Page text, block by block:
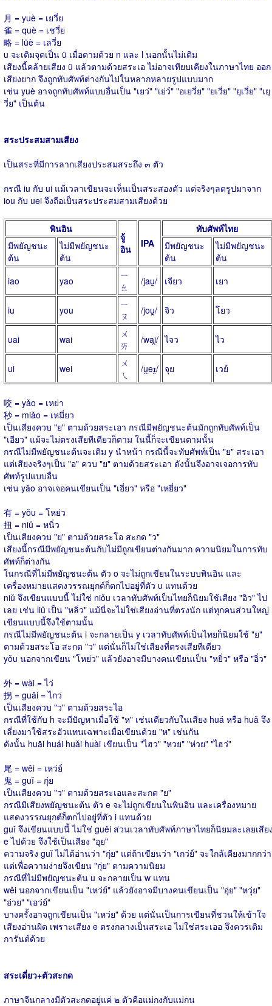
月 = yuè = เยวี่ย
雀 = què = เชวี่ย
略 = lüè = เลวี่ย
u จะเติมจุดเป็น ü เมื่อตามด้วย n และ l นอกนั้นไม่เติม
เสียงนี้คล้ายเสียง ü แล้วตามด้วยสระเอ ไม่อาจเทียบเคียงในภาษาไทย ออก
เสียงยาก จึงถูกทับศัพท์ต่างกันไปในหลากหลายรูปแบบมาก
เช่น yuè อาจถูกทับศัพท์แบบอื่นเป็น "เยว่" "เย่ว์" "อเยวี่ย" "ยเวี่ย" "ยฺเวี่ย" "เยฺ
วี่ย" เป็นต้น
สระประสมสามเสียง
เป็นสระที่มีการลากเสียงประสมสระถึง ๓ ตัว
กรณี iu กับ ui แม้เวลาเขียนจะเห็นเป็นสระสองตัว แต่จริงๆลดรูปมาจาก
iou กับ uei จึงถือเป็นสระประสมสามเสียงด้วย
พินอิน
จู้
อิน
IPA
ทับศัพท์ไทย
มีพยัญชนะ
ต้น
ไม่มีพยัญชนะ
ต้น
มีพยัญชนะ
ต้น
ไม่มีพยัญชนะ
ต้น
iao
yao
ㄧ
ㄠ
/jau̯/ เจียว เยา
iu you
ㄧ
ㄡ
/jou̯/ จิว โยว
uai wai
ㄨ
ㄞ
/wai̯/ ไจว ไว
ui wei
ㄨ
ㄟ
/u̯eɪ̯/ จุย เวย์
咬 = yǎo = เหย่า
秒 = miǎo = เหมี่ยว
เป็นเสียงควบ "ย" ตามด้วยสระเอา กรณีมีพยัญชนะต้นมักถูกทับศัพท์เป็น
"เอียว" แม้จะไม่ตรงเสียทีเดียวก็ตาม ในนี้ก็จะเขียนตามนั้น
กรณีไม่มีพยัญชนะต้นจะเติม y นำหน้า กรณีนี้จะทับศัพท์เป็น "ย" สระเอา
แต่เสียงจริงๆเป็น "อ" ควบ "ย" ตามด้วยสระเอา ดังนั้นจึงอาจเจอการทับ
ศัพท์รูปแบบอื่น
เช่น yǎo อาจเจอคนเขียนเป็น "เอี่ยว" หรือ "เหยี่ยว"
有 = yǒu = โหย่ว
扭 = niǔ = หนิ่ว
เป็นเสียงควบ "ย" ตามด้วยสระโอ สะกด "ว"
เสียงนี้กรณีมีพยัญชนะต้นกับไม่มีถูกเขียนต่างกันมาก ความนิยมในการทับ
ศัพท์ก็ต่างกัน
ในกรณีที่ไม่มีพยัญชนะต้น ตัว o จะไม่ถูกเขียนในระบบพินอิน และ
เครื่องหมายแสดงวรรณยุกต์ก็ตกไปอยู่ที่ตัว u แทนด้วย
niǔ จึงเขียนแบบนี้ ไม่ใช่ niǒu เวลาทับศัพท์เป็นไทยก็นิยมใช้เสียง "อิว" ไป
เลย เช่น liǔ เป็น "หลิ่ว" แม้นี่จะไม่ใช่เสียงอ่านที่ตรงนัก แต่ทุกคนส่วนใหญ่
เขียนแบบนี้จึงใช้ตามนั้น
กรณีไม่มีพยัญชนะต้น i จะกลายเป็น y เวลาทับศัพท์เป็นไทยก็นิยมใช้ "ย"
ตามด้วยสระโอ สะกด "ว" แต่นั่นก็ไม่ใช่เสียงที่ตรงเสียทีเดียว
yǒu นอกจากเขียน "โหย่ว" แล้วยังอาจมีบางคนเขียนเป็น "หยิ่ว" หรือ "อิ่ว"
外 = wài = ไว่
拐 = guǎi = ไกว่
เป็นเสียงควบ "ว" ตามด้วยสระไอ
กรณีที่ใช้กับ h จะมีปัญหาเมื่อใช้ "ห" เช่นเดียวกับในเสียง huá หรือ huǎ จึง
เลี่ยงมาใช้สระอัวแทนเฉพาะเมื่อเขียนด้วย "ห" เช่นกัน
ดังนั้น huāi huái huǎi huài เขียนเป็น "ไฮว" "หวย" "ห่วย" "ไฮว่"
尾 = wěi = เหว่ย์
鬼 = guǐ = กุ่ย
เป็นเสียงควบ "ว" ตามด้วยสระเอและสะกด "ย"
กรณีมีเสียงพยัญชนะต้น ตัว e จะไม่ถูกเขียนในพินอิน และเครื่องหมาย
แสดงวรรณยุกต์ก็ตกไปอยู่ที่ตัว i แทนด้วย
guǐ จึงเขียนแบบนี้ ไม่ใช่ guěi ส่วนเวลาทับศัพท์ภาษาไทยก็นิยมละเลยเสีย
e ไปด้วย จึงใช้เป็นเสียง "อุย"
ความจริง guǐ ไม่ได้อ่านว่า "กุ่ย" แต่ถ้าเขียนว่า "เกว่ย์" จะใกล้เคียงมากกว่า
แต่เพื่อความง่ายจึงเขียน "กุ่ย" ตามความนิยม
กรณีที่ไม่มีพยัญชนะต้น u จะกลายเป็น w แทน
wěi นอกจากเขียนเป็น "เหว่ย์" แล้วยังอาจมีบางคนเขียนเป็น "อุ่ย" "หวุ่ย"
"อ่วย" "เอว่ย์"
บางครั้งอาจถูกเขียนเป็น "เหว่ย" ด้วย แต่นั่นเป็นการเขียนที่ชวนให้เข้าใจ
เสียงอ่านผิด เพราะเสียง e ตรงกลางเป็นสระเอ ไม่ใช่สระเออ จึงควรเติม
การันต์ด้วย
สระเดี่ยว+ตัวสะกด
ภาษาจีนกลางมีตัวสะกดอยู่แค่ ๒ ตัวคือแม่กงกับแม่กน